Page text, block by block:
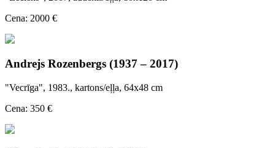
Cena: 2000 €
Andrejs Rozenbergs (1937 – 2017)
"Vecrīga", 1983., kartons/eļļa, 64x48 cm
Cena: 350 €